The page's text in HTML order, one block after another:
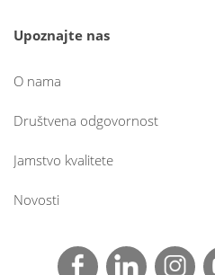
Upoznajte nas
O nama
Društvena odgovornost
Jamstvo kvalitete
Novosti